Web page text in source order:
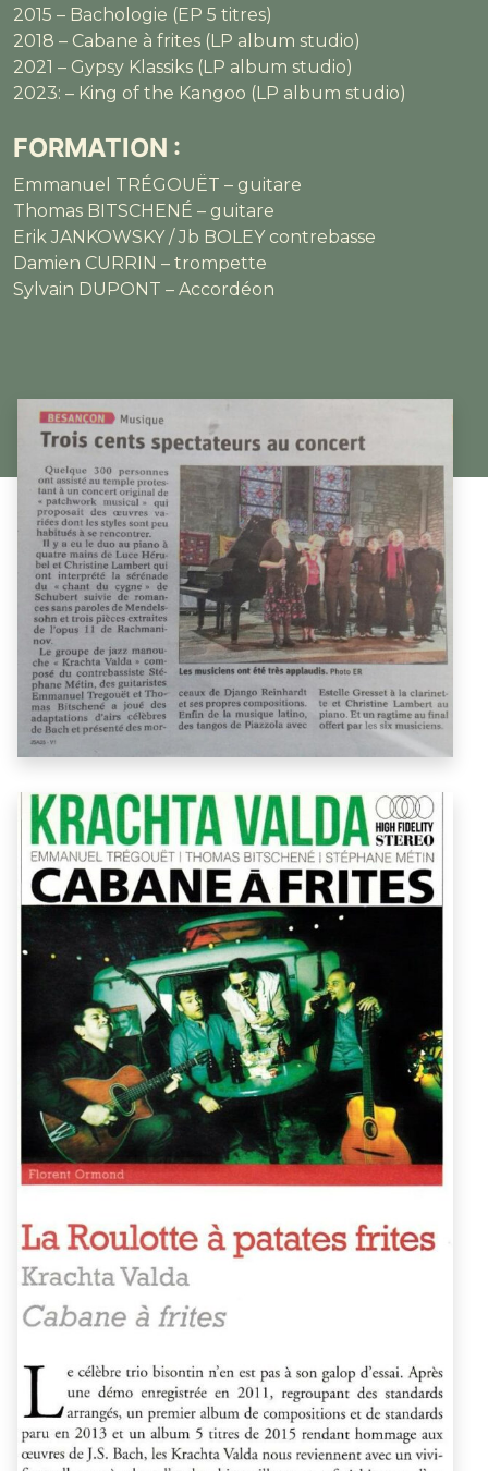
2015 – Bachologie (EP 5 titres)
2018 – Cabane à frites (LP album studio)
2021 – Gypsy Klassiks (LP album studio)
2023: – King of the Kangoo (LP album studio)
FORMATION :
Emmanuel TRÉGOUËT – guitare
Thomas BITSCHENÉ – guitare
Erik JANKOWSKY / Jb BOLEY contrebasse
Damien CURRIN – trompette
Sylvain DUPONT – Accordéon